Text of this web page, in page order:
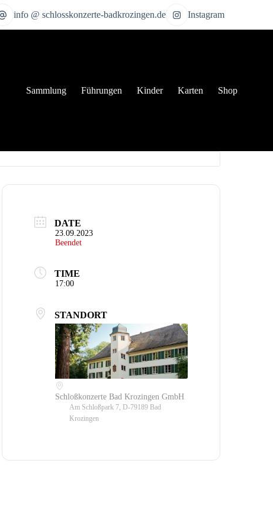
info @ schlosskonzerte-badkrozingen.de Instagram
Sammlung Führungen Kinder Karten Shop
DATE
23.09.2023
Beendet
TIME
17:00
STANDORT
Schloßkonzerte Bad Krozingen GmbH
Am Schloßpark 7, D-79189 Bad
Krozingen